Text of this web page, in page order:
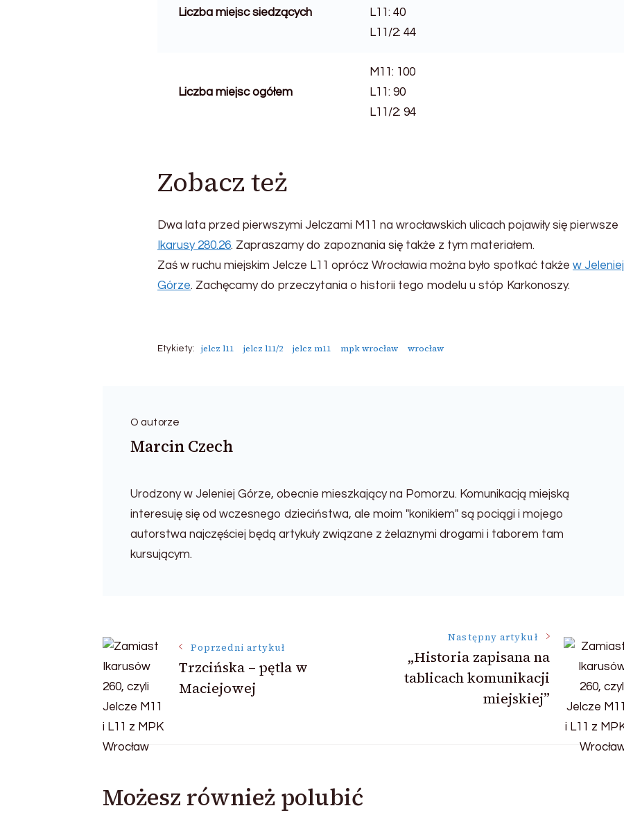
Liczba miejsc siedzących
L11: 40
L11/2: 44
Liczba miejsc ogółem
M11: 100
L11: 90
L11/2: 94
Zobacz też
Dwa lata przed pierwszymi Jelczami M11 na wrocławskich ulicach pojawiły się pierwsze
Ikarusy 280.26. Zapraszamy do zapoznania się także z tym materiałem.
Zaś w ruchu miejskim Jelcze L11 oprócz Wrocławia można było spotkać także w Jeleniej
Górze. Zachęcamy do przeczytania o historii tego modelu u stóp Karkonoszy.
Etykiety: jelcz l11 jelcz l11/2 jelcz m11 mpk wrocław wrocław
O autorze
Marcin Czech
Urodzony w Jeleniej Górze, obecnie mieszkający na Pomorzu. Komunikacją miejską
interesuję się od wczesnego dzieciństwa, ale moim "konikiem" są pociągi i mojego
autorstwa najczęściej będą artykuły związane z żelaznymi drogami i taborem tam
kursującym.
Nawigacja
wpisu
Poprzedni artykuł
Trzcińska – pętla w
Maciejowej
Następny artykuł
„Historia zapisana na
tablicach komunikacji
miejskiej”
Możesz również polubić